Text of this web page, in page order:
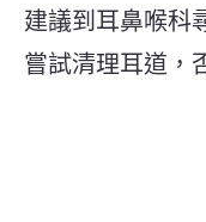
建議到耳鼻喉科
嘗試清理耳道，